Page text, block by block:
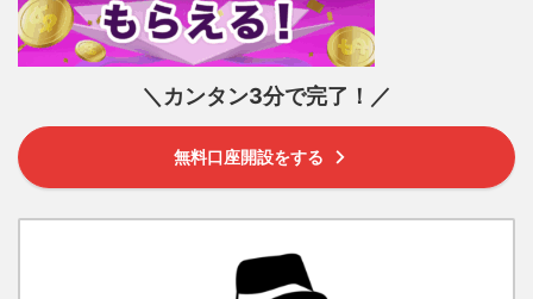
＼カンタン3分で完了！／
無料口座開設をする